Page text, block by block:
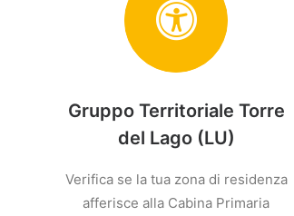
Gruppo Territoriale Torre
del Lago (LU)
Verifica se la tua zona di residenza
afferisce alla Cabina Primaria